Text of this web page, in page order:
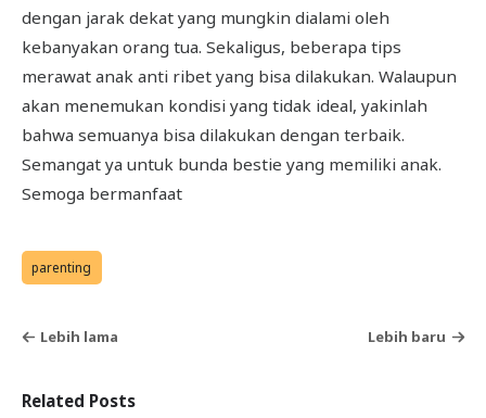
dengan jarak dekat yang mungkin dialami oleh
kebanyakan orang tua. Sekaligus, beberapa tips
merawat anak anti ribet yang bisa dilakukan. Walaupun
akan menemukan kondisi yang tidak ideal, yakinlah
bahwa semuanya bisa dilakukan dengan terbaik.
Semangat ya untuk bunda bestie yang memiliki anak.
Semoga bermanfaat
parenting
Lebih lama Lebih baru
Related Posts